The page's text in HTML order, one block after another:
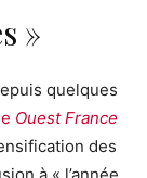
»
quelques
Ouest France
des